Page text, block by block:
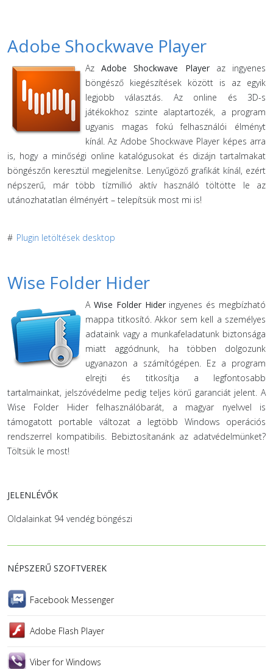
Adobe Shockwave Player
AzAdobe Shockwave Playeraz ingyenes
böngésző kiegészítések között is az egyik
legjobb választás. Az online és 3D-s
játékokhoz szinte alaptartozék, a program
ugyanis magas fokú felhasználói élményt
kínál. Az Adobe Shockwave Player képes arra
is, hogy a minőségi online katalógusokat és dizájn tartalmakat
böngészőn keresztül megjelenítse. Lenyűgöző grafikát kínál, ezért
népszerű, már több tízmillió aktív használó töltötte le az
utánozhatatlan élményért – telepítsük most mi is!
# Plugin letöltések desktop
Wise Folder Hider
A Wise Folder Hideringyenes és megbízható
mappa titkosító. Akkor sem kell a személyes
adataink vagy a munkafeladatunk biztonsága
miatt aggódnunk, ha többen dolgozunk
ugyanazon a számítógépen. Ez a program
elrejti és titkosítja a legfontosabb
tartalmainkat, jelszóvédelme pedig teljes körű garanciát jelent. A
Wise Folder Hider felhasználóbarát, a magyar nyelvvel is
támogatott portable változat a legtöbb Windows operációs
rendszerrel kompatibilis. Bebiztosítanánk az adatvédelmünket?
Töltsük le most!
JELENLÉVŐK
Oldalainkat 94 vendég böngészi
NÉPSZERŰ SZOFTVEREK
Facebook Messenger
Adobe Flash Player
Viber for Windows